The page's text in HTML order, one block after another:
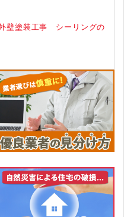
壁塗装工事 シーリングの